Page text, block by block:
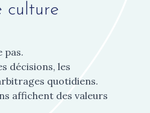
culture
pas.
décisions, les
quotidiens.
affichent des valeurs